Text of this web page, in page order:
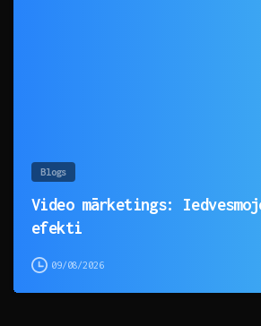
Blogs
Video mārketings:
efekti
09/08/2026